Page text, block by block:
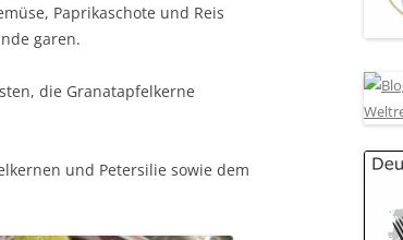
Paprikaschote und Reis
garen.
die Granatapfelkerne
und Petersilie sowie dem